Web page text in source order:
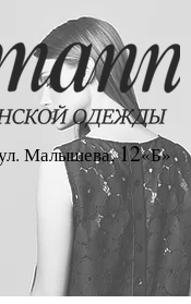
ул. Малышева,12«Б»